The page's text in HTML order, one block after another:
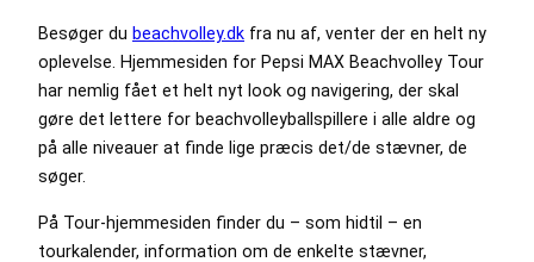
Besøger du beachvolley.dk fra nu af, venter der en helt ny
oplevelse. Hjemmesiden for Pepsi MAX Beachvolley Tour
har nemlig fået et helt nyt look og navigering, der skal
gøre det lettere for beachvolleyballspillere i alle aldre og
på alle niveauer at finde lige præcis det/de stævner, de
søger.
På Tour-hjemmesiden finder du – som hidtil – en
tourkalender, information om de enkelte stævner,